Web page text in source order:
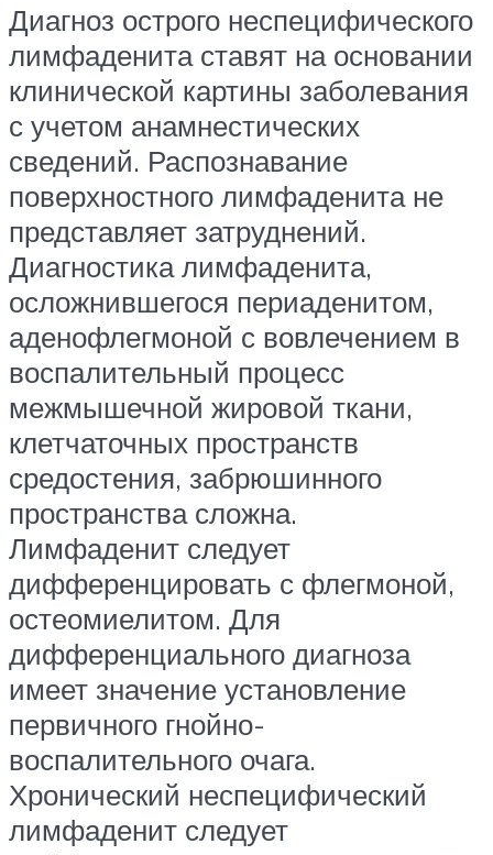
Диагноз острого неспецифического
лимфаденита ставят на основании
клинической картины заболевания
с учетом анамнестических
сведений. Распознавание
поверхностного лимфаденита не
представляет затруднений.
Диагностика лимфаденита,
осложнившегося периаденитом,
аденофлегмоной с вовлечением в
воспалительный процесс
межмышечной жировой ткани,
клетчаточных пространств
средостения, забрюшинного
пространства сложна.
Лимфаденит следует
дифференцировать с флегмоной,
остеомиелитом. Для
дифференциального диагноза
имеет значение установление
первичного гнойно-
воспалительного очага.
Хронический неспецифический
лимфаденит следует